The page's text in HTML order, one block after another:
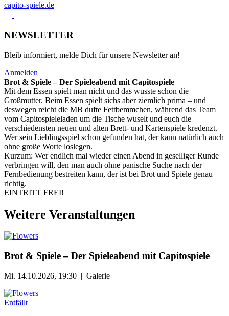
capito-spiele.de
NEWSLETTER
Bleib informiert, melde Dich für unsere Newsletter an!
Anmelden
Brot & Spiele – Der Spieleabend mit Capitospiele
Mit dem Essen spielt man nicht und das wusste schon die
Großmutter. Beim Essen spielt sichs aber ziemlich prima – und
deswegen reicht die MB dufte Fettbemmchen, während das Team
vom Capitospieleladen um die Tische wuselt und euch die
verschiedensten neuen und alten Brett- und Kartenspiele kredenzt.
Wer sein Lieblingsspiel schon gefunden hat, der kann natürlich auch
ohne große Worte loslegen.
Kurzum: Wer endlich mal wieder einen Abend in geselliger Runde
verbringen will, den man auch ohne panische Suche nach der
Fernbedienung bestreiten kann, der ist bei Brot und Spiele genau
richtig.
EINTRITT FREI!
Weitere Veranstaltungen
Brot & Spiele – Der Spieleabend mit Capitospiele
Mi. 14.10.2026, 19:30 | Galerie
Entfällt